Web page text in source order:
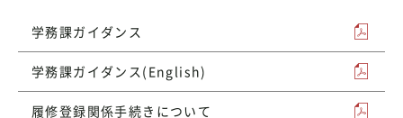
学務課ガイダンス
学務課ガイダンス(English)
履修登録関係手続きについて